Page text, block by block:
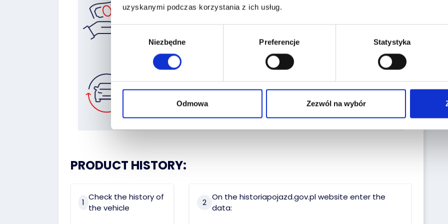
uzyskanymi podczas korzystania z ich usług.
Wybór
Niezbędne Preferencje Statystyka
Odmowa Zezwól na wybór
Znajdź
finansowanie
Wykup
gwarancję
samochodu
Zostaw auto
w rozliczeniu
Zleć
Sprzedaj z
nami
swoją flotę
PRODUCT HISTORY:
1
Check the history of
the vehicle
2
On the historiapojazd.gov.pl website enter the
data: